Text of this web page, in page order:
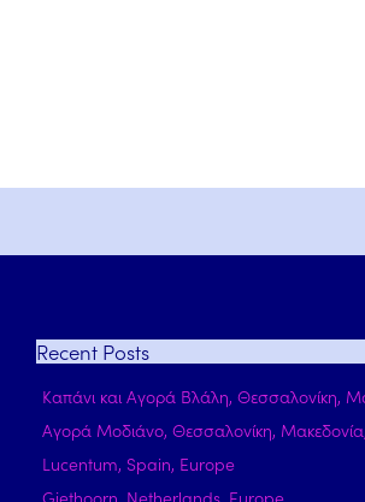
Recent Posts
Καπάνι και Αγορά Βλάλη, Θεσσαλονίκη,
Αγορά Μοδιάνο, Θεσσαλονίκη,
Lucentum, Spain, Europe
Giethoorn, Netherlands, Europe